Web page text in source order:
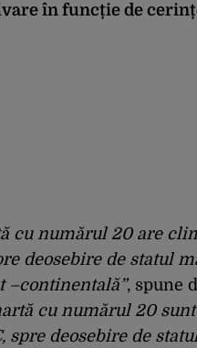
în funcție de
cu numărul 20 are
deosebire de statul
–continentală”, spune
cu numărul 20
spre deosebire de